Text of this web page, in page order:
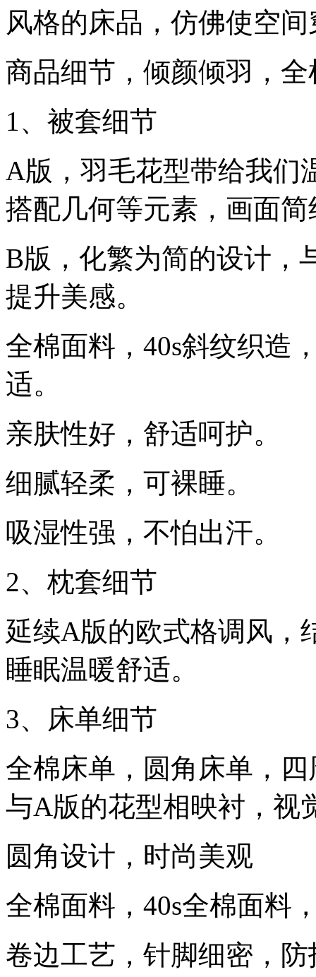
风格的床品，仿佛使空
商品细节，倾颜倾羽，
1、被套细节
A版，羽毛花型带给我们
搭配几何等元素，画面
B版，化繁为简的设计，
提升美感。
全棉面料，40s斜纹织造
适。
亲肤性好，舒适呵护。
细腻轻柔，可裸睡。
吸湿性强，不怕出汗。
2、枕套细节
延续A版的欧式格调风，
睡眠温暖舒适。
3、床单细节
全棉床单，圆角床单，
与A版的花型相映衬，视
圆角设计，时尚美观
全棉面料，40s全棉面料
卷边工艺，针脚细密，